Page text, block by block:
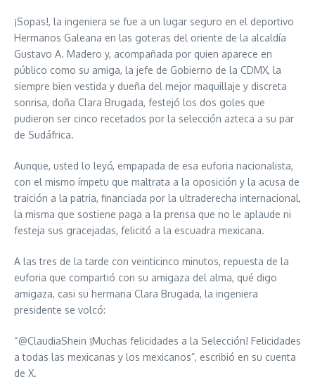
¡Sopas!, la ingeniera se fue a un lugar seguro en el deportivo
Hermanos Galeana en las goteras del oriente de la alcaldía
Gustavo A. Madero y, acompañada por quien aparece en
público como su amiga, la jefe de Gobierno de la CDMX, la
siempre bien vestida y dueña del mejor maquillaje y discreta
sonrisa, doña Clara Brugada, festejó los dos goles que
pudieron ser cinco recetados por la selección azteca a su par
de Sudáfrica.
Aunque, usted lo leyó, empapada de esa euforia nacionalista,
con el mismo ímpetu que maltrata a la oposición y la acusa de
traición a la patria, financiada por la ultraderecha internacional,
la misma que sostiene paga a la prensa que no le aplaude ni
festeja sus gracejadas, felicitó a la escuadra mexicana.
A las tres de la tarde con veinticinco minutos, repuesta de la
euforia que compartió con su amigaza del alma, qué digo
amigaza, casi su hermana Clara Brugada, la ingeniera
presidente se volcó:
“@ClaudiaShein ¡Muchas felicidades a la Selección! Felicidades
a todas las mexicanas y los mexicanos”, escribió en su cuenta
de X.